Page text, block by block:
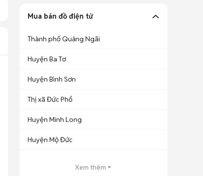
Mua bán đồ điện tử
Thành phố Quảng Ngãi
Huyện Ba Tơ
Huyện Bình Sơn
Thị xã Đức Phổ
Huyện Minh Long
Huyện Mộ Đức
Xem thêm